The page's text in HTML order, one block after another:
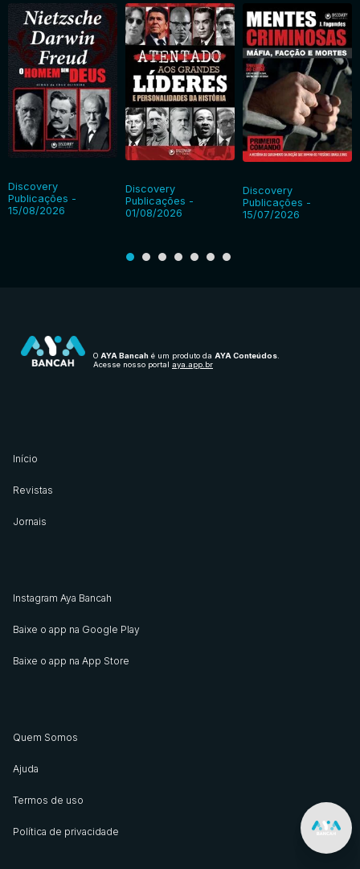
Discovery
Publicações -
15/08/2026
Discovery
Publicações -
01/08/2026
Discovery
Publicações -
15/07/2026
O AYA Bancah é um produto da AYA Conteúdos
Acesse nosso portal aya.app.br
Início
Revistas
Jornais
Instagram Aya Bancah
Baixe o app na Google Play
Baixe o app na App Store
Quem Somos
Ajuda
Termos de uso
Política de privacidade